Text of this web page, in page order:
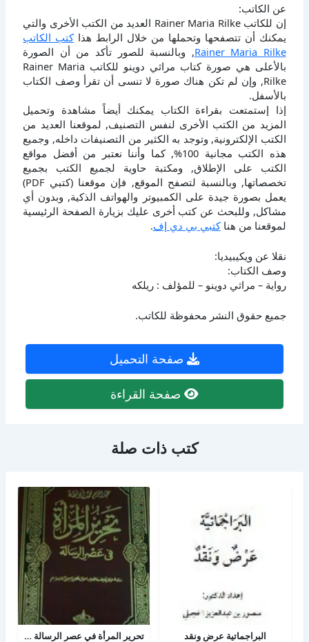
عن الكاتب:
إن للكاتب Rainer Maria Rilke العديد من الكتب الأخرى والتي
يمكنك أن تتصفحها وتحملها من خلال الرابط هذاكتب الكاتب
Rainer Maria Rilke, وبالنسبة للصور تأكد من أن الصورة
بالأعلى هي صورة كتاب مراثي دوينو للكاتب Rainer Maria
Rilke, وإن لم تكن هناك صورة لا تنسى أن تقرأ وصف الكتاب
بالأسفل.
إذا إستمتعت بقراءة الكتاب يمكنك أيضاً مشاهدة وتحميل
المزيد من الكتب الأخرى لنفس التصنيف, لموقعنا العديد من
الكتب الإلكترونية, وتوجد به الكثير من التصنيفات داخله, وجميع
هذه الكتب مجانية 100%, كما وأننا نعتبر من أفضل مواقع
الكتب على الإطلاق, ومكتبة حاوية لجميع الكتب بجميع
تخصصاتها, وبالنسبة لتصفح الموقع, فإن موقعنا (كتبي PDF)
يعمل بصورة جيدة على الكمبيوتر والهواتف الذكية, وبدون أي
مشاكل, وللبحث عن كتب أخرى عليك بزيارة الصفحة الرئيسية
لموقعنا من هناكتبي بي دي إف.
نقلا عن ويكيبيديا:
وصف الكتاب:
رواية – مراثي دوينو – للمؤلف : ريلكه
جميع حقوق النشر محفوظة للكاتب.
صفحة التحميل
صفحة القراءة
كتب ذات صلة
البراجماتية عرض ونقد تحرير المرأة في عصر الرسالة جــ 2